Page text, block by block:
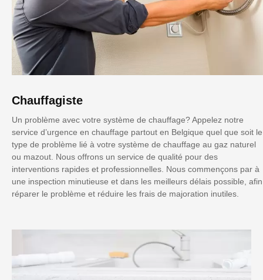
Chauffagiste
Un problème avec votre système de chauffage? Appelez notre
service d’urgence en chauffage partout en Belgique quel que soit le
type de problème lié à votre système de chauffage au gaz naturel
ou mazout. Nous offrons un service de qualité pour des
interventions rapides et professionnelles. Nous commençons par à
une inspection minutieuse et dans les meilleurs délais possible, afin
réparer le problème et réduire les frais de majoration inutiles.